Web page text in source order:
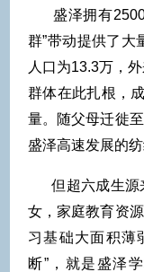
盛泽拥有
群”带动提供了大
人口为13.3万，
群体在此扎根，
量。随父母迁徙
盛泽高速发展的
但超六成生源
女，家庭教育资
习基础大面积薄
断”，就是盛泽